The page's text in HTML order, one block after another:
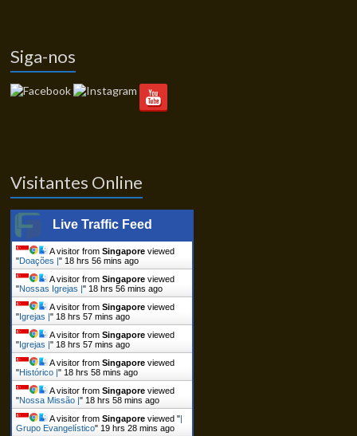
Siga-nos
Visitantes Online
Live Traffic Feed
A visitor fromSingapore viewed
"Doações |" 18 hrs 56 mins ago
A visitor fromSingapore viewed
"Nossas Igrejas |" 18 hrs 56 mins ago
A visitor fromSingapore viewed
"Igrejas |" 18 hrs 57 mins ago
A visitor fromSingapore viewed
"Igrejas |" 18 hrs 57 mins ago
A visitor fromSingapore viewed
"Histórico |" 18 hrs 58 mins ago
A visitor fromSingapore viewed
"Nossa Missão |" 18 hrs 58 mins ago
A visitor fromSingapore viewed "|
Grupo Evangelístico" 19 hrs 28 mins ago